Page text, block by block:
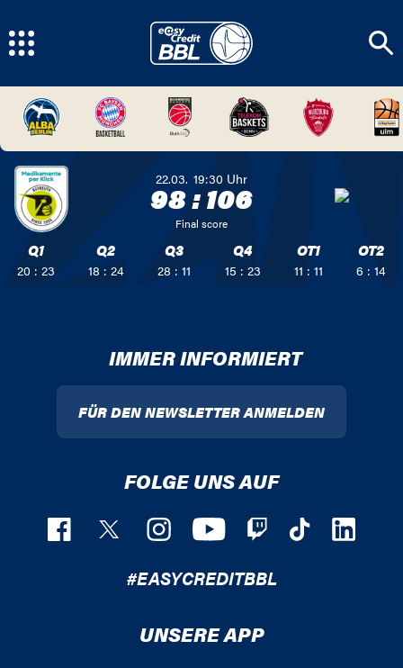
22.03. 19:30 Uhr
98:106
Final score
Q1
20 : 23
Q2
18 : 24
Q3
28 : 11
Q4
15 : 23
OT1
11 : 11
OT2
6 : 14
IMMER INFORMIERT
FÜR DEN NEWSLETTER ANMELDEN
FOLGE UNS AUF
#EASYCREDITBBL
UNSERE APP